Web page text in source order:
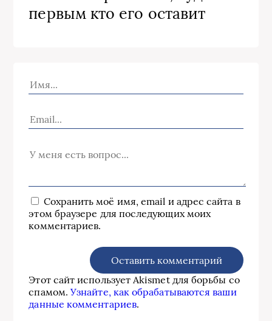
первым кто его оставит
Сохранить моё имя, email и адрес сайта в
этом браузере для последующих моих
комментариев.
Этот сайт использует Akismet для борьбы со
спамом.Узнайте, как обрабатываются ваши
данные комментариев.